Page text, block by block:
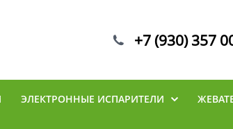
+7 (930) 357
ЭЛЕКТРОННЫЕ ИСПАРИТЕЛИ